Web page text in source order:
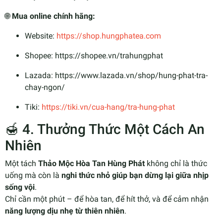
🌐Mua online chính hãng:
Website: https://shop.hungphatea.com
Shopee: https://shopee.vn/trahungphat
Lazada: https://www.lazada.vn/shop/hung-phat-tra-
chay-ngon/
Tiki: https://tiki.vn/cua-hang/tra-hung-phat
🍯 4. Thưởng Thức Một Cách An
Nhiên
Một tách Thảo Mộc Hòa Tan Hùng Phátkhông chỉ là thức
uống mà còn là nghi thức nhỏ giúp bạn dừng lại giữa nhịp
sống vội.
Chỉ cần một phút – để hòa tan, để hít thở, và để cảm nhận
năng lượng dịu nhẹ từ thiên nhiên.